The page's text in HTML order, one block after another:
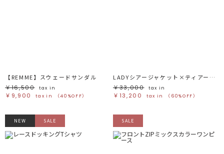
【REMME】スウェードサンダル
￥16,500
tax in
￥9,900 tax in （40%OFF）
LADYシアージャケット×ティアードキャミワンピース
￥33,000
tax in
￥13,200 tax in （60%OFF）
NEW SALE SALE